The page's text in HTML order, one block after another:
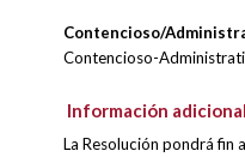
Contencioso/
Contencioso-
Información
La Resolución pondrá fin